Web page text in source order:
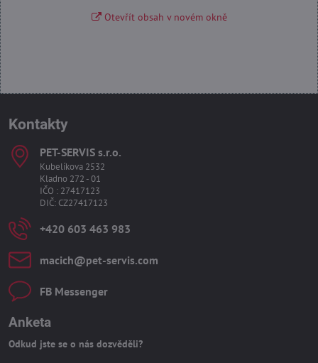
Otevřít obsah v novém okně
Kontakty
PET-SERVIS s​.r​.o​.
Kubelíkova 2532
Kladno 272 - 01
IČO : 27417123
DIČ: CZ27417123
+420 603 463 983
macich​@pet-servis​.com
FB Messenger
Anketa
Odkud jste se o nás dozvěděli?